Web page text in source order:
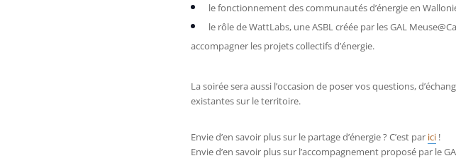
le fonctionnement des communautés d’énergie en
le rôle de WattLabs, une ASBL créée par les GAL
accompagner les projets collectifs d’énergie.
La soirée sera aussi l’occasion de poser vos questions,
existantes sur le territoire.
Envie d’en savoir plus sur le partage d’énergie ? C’est par ici!
Envie d’en savoir plus sur l’accompagnement proposé par le